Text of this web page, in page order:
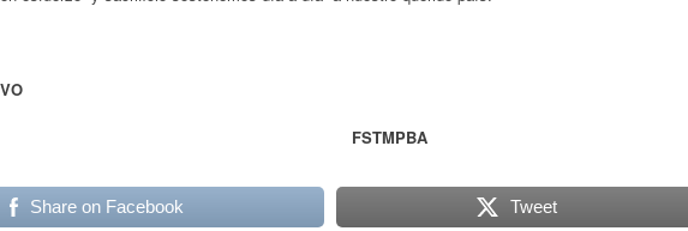
Share on Facebook Tweet